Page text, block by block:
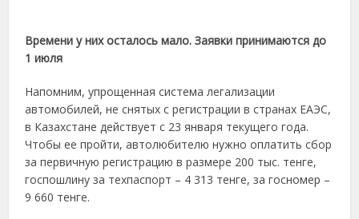
Времени у них осталось мало. Заявки принимаются до
1 июля
Напомним, упрощенная система легализации
автомобилей, не снятых с регистрации в странах ЕАЭС,
в Казахстане действует с 23 января текущего года.
Чтобы ее пройти, автолюбителю нужно оплатить сбор
за первичную регистрацию в размере 200 тыс. тенге,
госпошлину за техпаспорт – 4 313 тенге, за госномер –
9 660 тенге.